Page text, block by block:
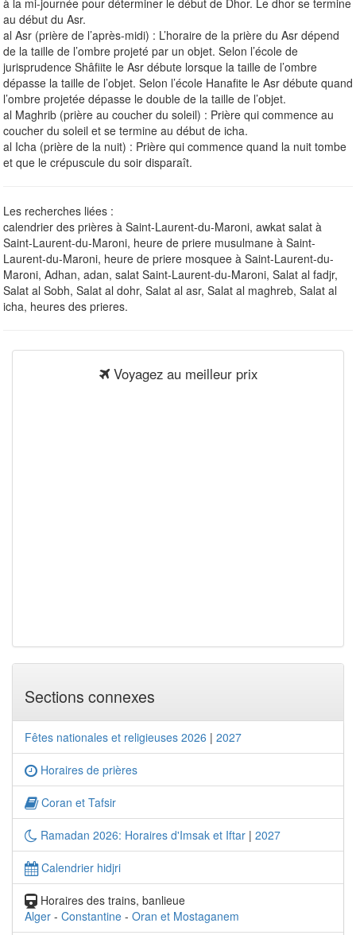
au début du Asr.
al Asr (prière de l’après-midi) : L’horaire de la prière du Asr dépend
de la taille de l’ombre projeté par un objet. Selon l’école de
jurisprudence Shâfiite le Asr débute lorsque la taille de l’ombre
dépasse la taille de l’objet. Selon l’école Hanafite le Asr débute quand
l’ombre projetée dépasse le double de la taille de l’objet.
al Maghrib (prière au coucher du soleil) : Prière qui commence au
coucher du soleil et se termine au début de icha.
al Icha (prière de la nuit) : Prière qui commence quand la nuit tombe
et que le crépuscule du soir disparaît.
Les recherches liées :
calendrier des prières à Saint-Laurent-du-Maroni, awkat salat à
Saint-Laurent-du-Maroni, heure de priere musulmane à Saint-
Laurent-du-Maroni, heure de priere mosquee à Saint-Laurent-du-
Maroni, Adhan, adan, salat Saint-Laurent-du-Maroni, Salat al fadjr,
Salat al Sobh, Salat al dohr, Salat al asr, Salat al maghreb, Salat al
icha, heures des prieres.
Voyagez au meilleur prix
Sections connexes
Fêtes nationales et religieuses 2026 | 2027
Horaires de prières
Coran et Tafsir
Ramadan 2026: Horaires d'Imsak et Iftar | 2027
Calendrier hidjri
Horaires des trains, banlieue
Alger - Constantine - Oran et Mostaganem